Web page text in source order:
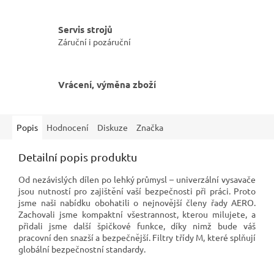
Servis strojů
Záruční i pozáruční
Vrácení, výměna zboží
Popis Hodnocení Diskuze Značka
Detailní popis produktu
Od nezávislých dílen po lehký průmysl – univerzální vysavače
jsou nutností pro zajištění vaší bezpečnosti při práci. Proto
jsme naši nabídku obohatili o nejnovější členy řady AERO.
Zachovali jsme kompaktní všestrannost, kterou milujete, a
přidali jsme další špičkové funkce, díky nimž bude váš
pracovní den snazší a bezpečnější. Filtry třídy M, které splňují
globální bezpečnostní standardy.